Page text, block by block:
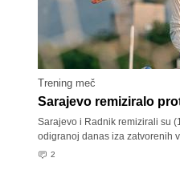
Trening meč
Sarajevo remiziralo
Sarajevo i Radnik remizirali su
odigranoj danas iza zatvorenih
2